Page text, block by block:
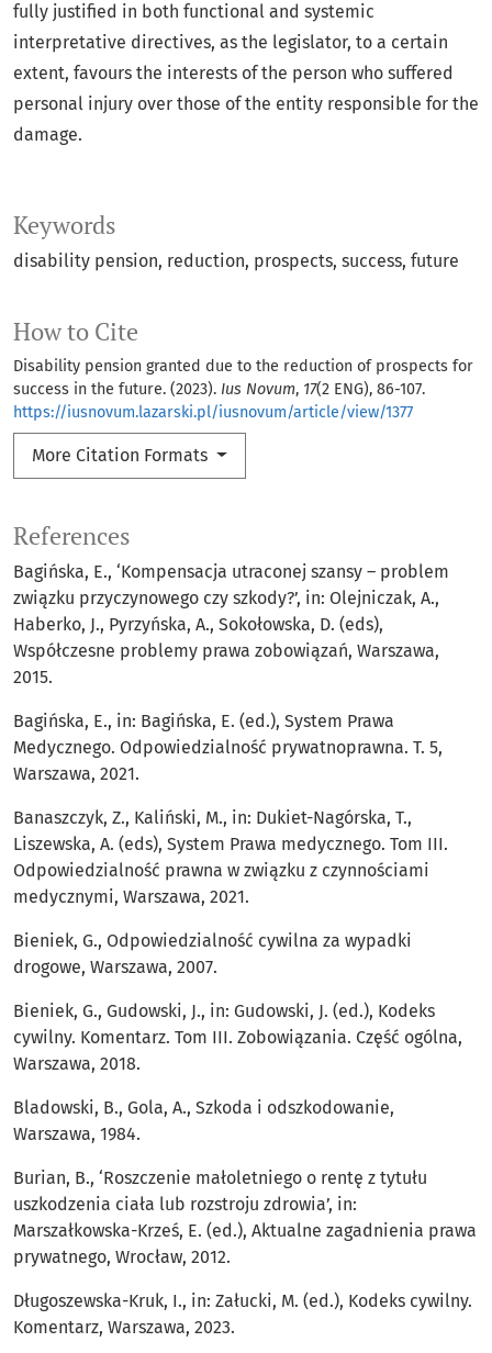
Keywords
disability pension reduction prospects success future
How to Cite
Disability pension granted due to the reduction of prospects for
success in the future. (2023). Ius Novum, 17(2 ENG), 86-107.
https://iusnovum.lazarski.pl/iusnovum/article/view/1377
More Citation Formats
fully justified in both functional and systemic
interpretative directives, as the legislator, to a certain
extent, favours the interests of the person who suffered
personal injury over those of the entity responsible for the
damage.
References
Bagińska, E., ‘Kompensacja utraconej szansy – problem
związku przyczynowego czy szkody?’, in: Olejniczak, A.,
Haberko, J., Pyrzyńska, A., Sokołowska, D. (eds),
Współczesne problemy prawa zobowiązań, Warszawa,
2015.
Bagińska, E., in: Bagińska, E. (ed.), System Prawa
Medycznego. Odpowiedzialność prywatnoprawna. T. 5,
Warszawa, 2021.
Banaszczyk, Z., Kaliński, M., in: Dukiet-Nagórska, T.,
Liszewska, A. (eds), System Prawa medycznego. Tom III.
Odpowiedzialność prawna w związku z czynnościami
medycznymi, Warszawa, 2021.
Bieniek, G., Odpowiedzialność cywilna za wypadki
drogowe, Warszawa, 2007.
Bieniek, G., Gudowski, J., in: Gudowski, J. (ed.), Kodeks
cywilny. Komentarz. Tom III. Zobowiązania. Część ogólna,
Warszawa, 2018.
Bladowski, B., Gola, A., Szkoda i odszkodowanie,
Warszawa, 1984.
Burian, B., ‘Roszczenie małoletniego o rentę z tytułu
uszkodzenia ciała lub rozstroju zdrowia’, in:
Marszałkowska-Krześ, E. (ed.), Aktualne zagadnienia prawa
prywatnego, Wrocław, 2012.
Długoszewska-Kruk, I., in: Załucki, M. (ed.), Kodeks cywilny.
Komentarz, Warszawa, 2023.